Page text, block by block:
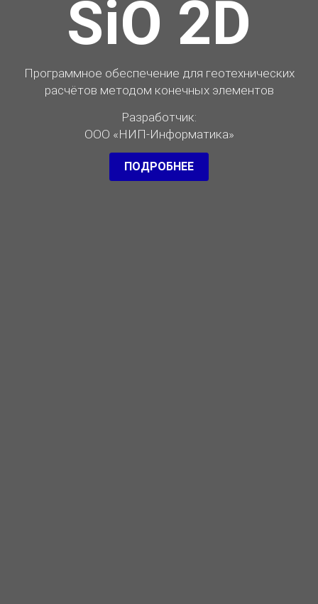
SiO 2D
Программное обеспечение для геотехнических
расчётов методом конечных элементов
Разработчик:
ООО «НИП-Информатика»
ПОДРОБНЕЕ